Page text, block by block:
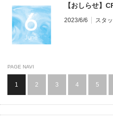
【おしらせ】
2023/6/6 スタ
PAGE NAVI
1 2 3 4 5